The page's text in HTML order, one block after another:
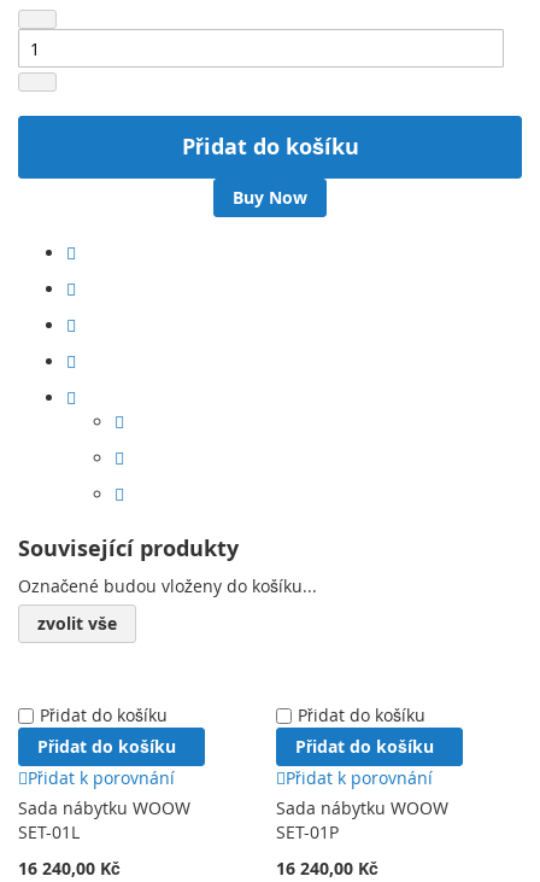
Přidat do košíku
Buy Now
Související produkty
Označené budou vloženy do košíku...
zvolit vše
Přidat do košíku
Přidat do košíku
Přidat k porovnání
Sada nábytku WOOW
SET-01L
16 240,00 Kč
Přidat do košíku
Přidat do košíku
Přidat k porovnání
Sada nábytku WOOW
SET-01P
16 240,00 Kč